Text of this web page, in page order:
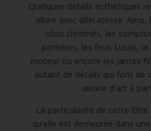
Quelques détails esthétiques
allure avec délicatesse.
obus chromés, les
portières, les feux Lucas, la
moteur ou encore les jantes
autant de détails qui font de
œuvre d’art à
La particularité de cette
qu’elle est demeurée dans